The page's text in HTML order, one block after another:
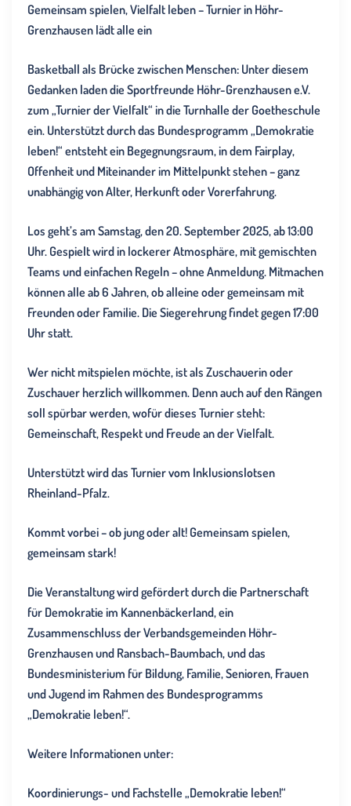
Gemeinsam spielen, Vielfalt leben – Turnier in Höhr-
Grenzhausen lädt alle ein
Basketball als Brücke zwischen Menschen: Unter diesem
Gedanken laden die Sportfreunde Höhr-Grenzhausen e.V.
zum „Turnier der Vielfalt“ in die Turnhalle der Goetheschule
ein. Unterstützt durch das Bundesprogramm „Demokratie
leben!“ entsteht ein Begegnungsraum, in dem Fairplay,
Offenheit und Miteinander im Mittelpunkt stehen – ganz
unabhängig von Alter, Herkunft oder Vorerfahrung.
Los geht’s am Samstag, den 20. September 2025, ab 13:00
Uhr. Gespielt wird in lockerer Atmosphäre, mit gemischten
Teams und einfachen Regeln – ohne Anmeldung. Mitmachen
können alle ab 6 Jahren, ob alleine oder gemeinsam mit
Freunden oder Familie. Die Siegerehrung findet gegen 17:00
Uhr statt.
Wer nicht mitspielen möchte, ist als Zuschauerin oder
Zuschauer herzlich willkommen. Denn auch auf den Rängen
soll spürbar werden, wofür dieses Turnier steht:
Gemeinschaft, Respekt und Freude an der Vielfalt.
Unterstützt wird das Turnier vom Inklusionslotsen
Rheinland-Pfalz.
Kommt vorbei – ob jung oder alt! Gemeinsam spielen,
gemeinsam stark!
Die Veranstaltung wird gefördert durch die Partnerschaft
für Demokratie im Kannenbäckerland, ein
Zusammenschluss der Verbandsgemeinden Höhr-
Grenzhausen und Ransbach-Baumbach, und das
Bundesministerium für Bildung, Familie, Senioren, Frauen
und Jugend im Rahmen des Bundesprogramms
„Demokratie leben!“.
Weitere Informationen unter:
Koordinierungs- und Fachstelle „Demokratie leben!“